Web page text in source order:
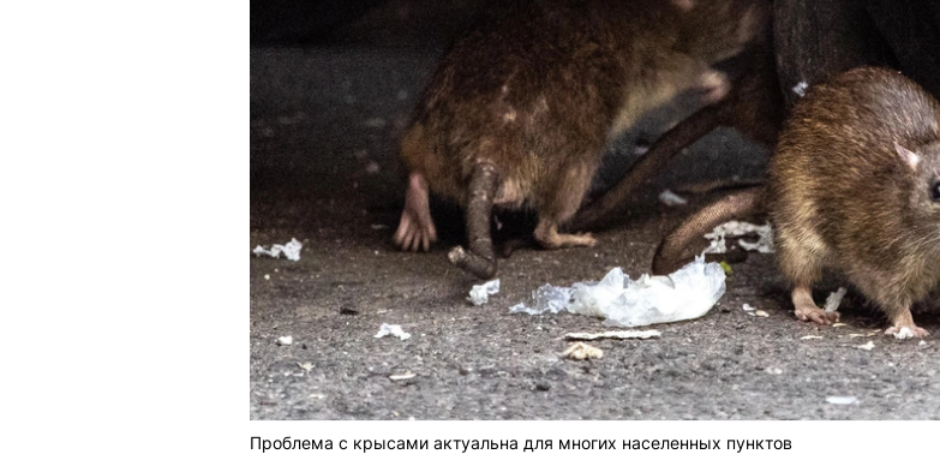
Проблема с крысами актуальна для многих населенных пунктов